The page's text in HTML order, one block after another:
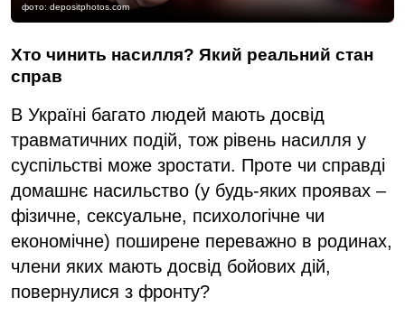
фото: depositphotos.com
Хто чинить насилля? Який реальний стан
справ
В Україні багато людей мають досвід
травматичних подій, тож рівень насилля у
суспільстві може зростати. Проте чи справді
домашнє насильство (у будь-яких проявах –
фізичне, сексуальне, психологічне чи
економічне) поширене переважно в родинах,
члени яких мають досвід бойових дій,
повернулися з фронту?